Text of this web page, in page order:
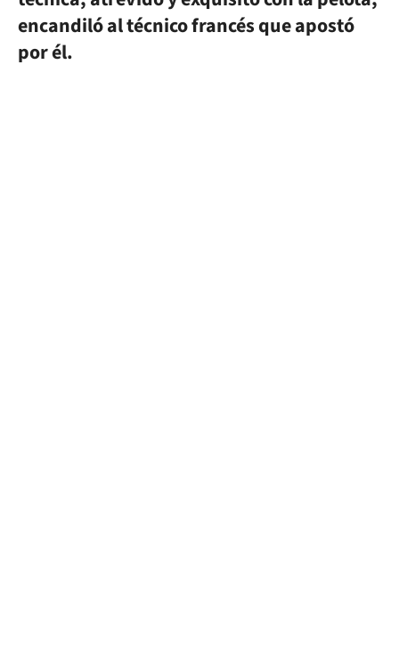
encandiló al técnico francés que apostó
por él.